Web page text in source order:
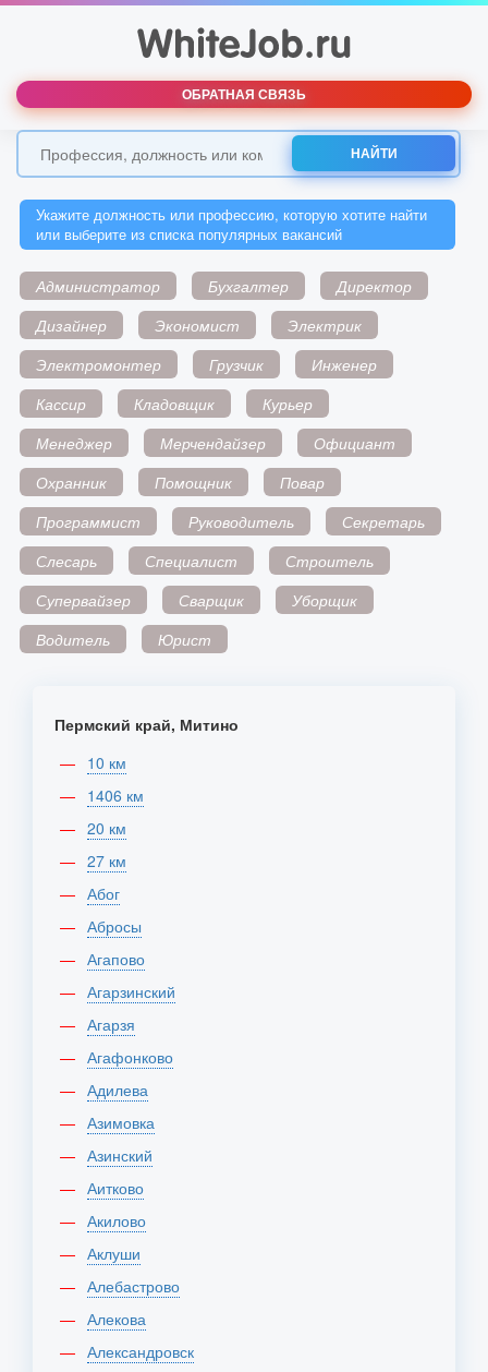
ОБРАТНАЯ СВЯЗЬ
НАЙТИ
Укажите должность или профессию, которую хотите найти
или выберите из списка популярных вакансий
Администратор Бухгалтер
Директор
Дизайнер
Экономист
Электрик
Электромонтер
Грузчик
Инженер
Кассир
Кладовщик
Курьер
Менеджер
Мерчендайзер
Официант
Охранник
Помощник
Повар
Программист
Руководитель
Секретарь
Слесарь
Специалист
Строитель
Супервайзер
Сварщик
Уборщик
Водитель
Юрист
Пермский край, Митино
10 км
1406 км
20 км
27 км
Абог
Абросы
Агапово
Агарзинский
Агарзя
Агафонково
Адилева
Азимовка
Азинский
Аитково
Акилово
Аклуши
Алебастрово
Алекова
Александровск